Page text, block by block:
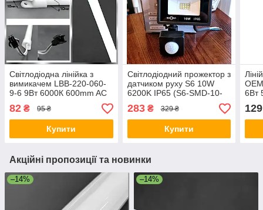
Світлодіодна лінійка з
вимикачем LBB-220-060-
9-6 9Вт 6000К 600mm AC
220 IP20 матова
82 ₴ 95 ₴
Купити
Світлодіодний прожектор з
датчиком руху S6 10W
6200K IP65 (S6-SMD-10-
Slim-S)
283₴ 329 ₴
Купити
6Вт
129
Акційні пропозиції та новинки
–14% –14%